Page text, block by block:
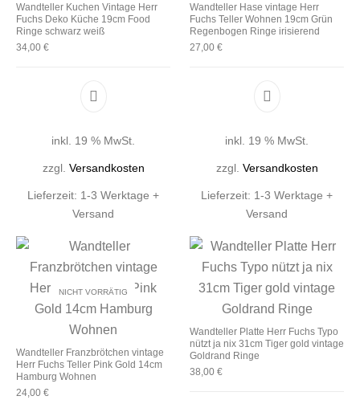
Wandteller Kuchen Vintage Herr
Fuchs Deko Küche 19cm Food
Ringe schwarz weiß
34,00 €
inkl. 19 % MwSt.
zzgl. Versandkosten
Lieferzeit: 1-3 Werktage +
Versand
Wandteller Hase vintage Herr
Fuchs Teller Wohnen 19cm Grün
Regenbogen Ringe irisierend
27,00 €
inkl. 19 % MwSt.
zzgl. Versandkosten
Lieferzeit: 1-3 Werktage +
Versand
NICHT VORRÄTIG
Wandteller Franzbrötchen vintage
Herr Fuchs Teller Pink Gold 14cm
Hamburg Wohnen
24,00 €
Wandteller Platte Herr Fuchs Typo
nützt ja nix 31cm Tiger gold vintage
Goldrand Ringe
38,00 €